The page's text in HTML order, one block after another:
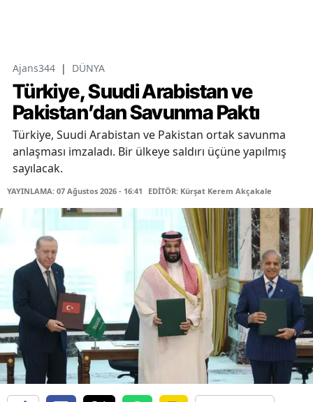
Ajans344 | DÜNYA
Türkiye, Suudi Arabistan ve
Pakistan’dan Savunma Paktı
Türkiye, Suudi Arabistan ve Pakistan ortak savunma
anlaşması imzaladı. Bir ülkeye saldırı üçüne yapılmış
sayılacak.
YAYINLAMA: 07 Ağustos 2026 - 16:41 EDİTÖR: Kürşat Kerem Akçakale